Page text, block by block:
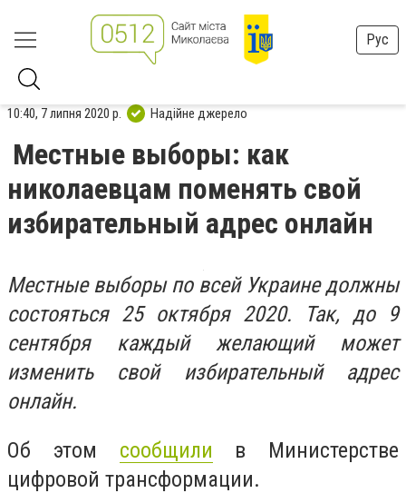
Рус
10:40, 7 липня 2020 р. Надійне джерело
Местные выборы: как
николаевцам поменять свой
избирательный адрес онлайн
Местные выборы по всей Украине должны
состояться 25 октября 2020. Так, до 9
сентября каждый желающий может
изменить свой избирательный адрес
онлайн.
Об этом сообщили в Министерстве
цифровой трансформации.